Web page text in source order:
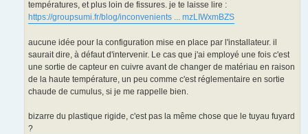
températures, et plus loin de fissures. je te laisse lire :
https://groupsumi.fr/blog/inconvenients ... mzLIWxmBZS
aucune idée pour la configuration mise en place par l'installateur. il
saurait dire, à défaut d'intervenir. Le cas que j'ai employé une fois c'est
une sortie de capteur en cuivre avant de changer de matériau en raison
de la haute température, un peu comme c'est réglementaire en sortie
chaude de cumulus, si je me rappelle bien.
bizarre du plastique rigide, c'est pas la même chose que le tuyau fuyard
?